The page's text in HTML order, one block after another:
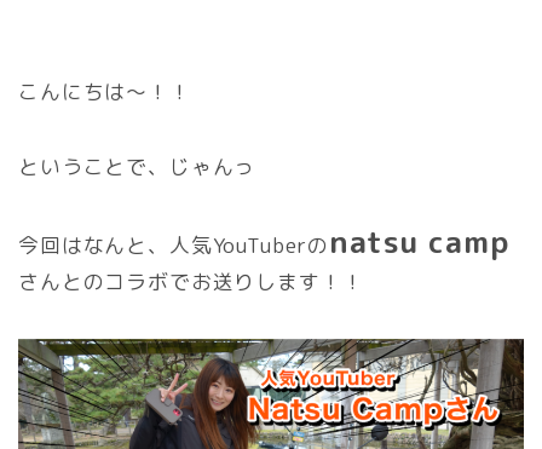
こんにちは〜！！
ということで、じゃんっ
今回はなんと、人気YouTuberの natsu camp
さんとのコラボでお送りします！！